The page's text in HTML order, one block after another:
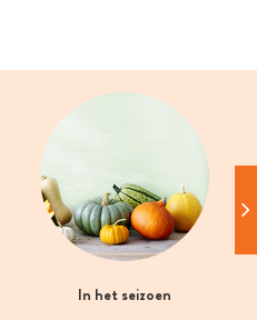
In het seizoen